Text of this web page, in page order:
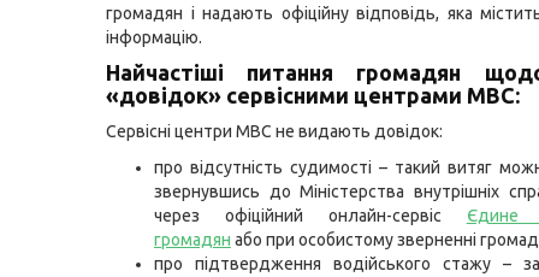
громадян і надають офіційну відповідь, яка
інформацію.
Найчастіші питання громадян
«довідок» сервісними центрами МВС:
Сервісні центри МВС не видають довідок:
про відсутність судимості – такий витяг
звернувшись до Міністерства внутрішніх
через офіційний онлайн-сервіс Єдине
громадян або при особистому зверненні
про підтвердження водійського стажу –